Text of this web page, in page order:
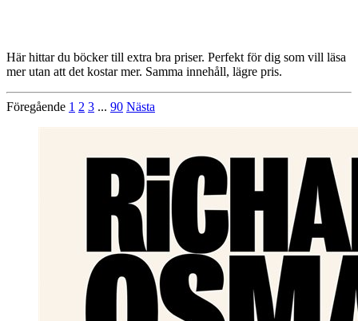
Här hittar du böcker till extra bra priser. Perfekt för dig som vill läsa
mer utan att det kostar mer. Samma innehåll, lägre pris.
Föregående 1 2 3 ... 90 Nästa